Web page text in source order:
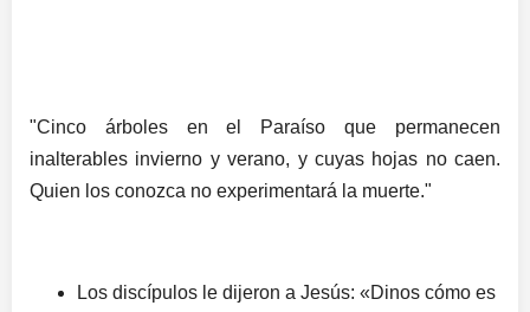
"Cinco árboles en el Paraíso que permanecen
inalterables invierno y verano, y cuyas hojas no caen.
Quien los conozca no experimentará la muerte."
Los discípulos le dijeron a Jesús: «Dinos cómo es